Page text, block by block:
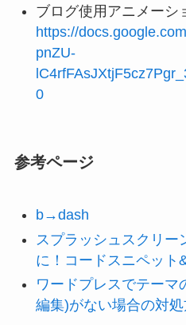
ブログ使用アニメーシ
https://
pnZU-
0
参考ページ
b→dash
スプラッシュスクリー
に！コードスニペット
ワードプレスでテーマ
編集)がない場合の対